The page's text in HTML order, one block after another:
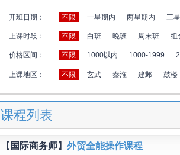
开班日期： 不限 一星期内 两星期内 三
上课时段： 不限 白班 晚班 周末班 组
价格区间： 不限 1000以内 1000-1999
上课地区： 不限 玄武 秦淮 建邺 鼓楼
课程列表
【国际商务师】 外贸全能操作课程